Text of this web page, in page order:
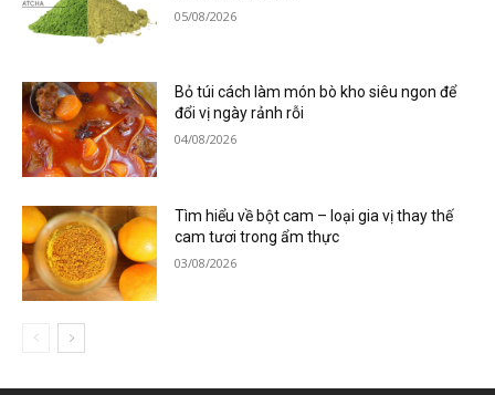
05/08/2026
Bỏ túi cách làm món bò kho siêu ngon để
đổi vị ngày rảnh rỗi
04/08/2026
Tìm hiểu về bột cam – loại gia vị thay thế
cam tươi trong ẩm thực
03/08/2026